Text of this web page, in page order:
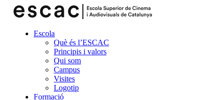
Escola
Què és l’ESCAC
Principis i valors
Qui som
Campus
Visites
Logotip
Formació